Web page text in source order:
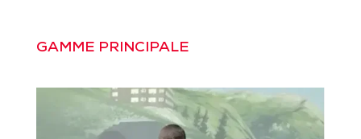
GAMME PRINCIPALE